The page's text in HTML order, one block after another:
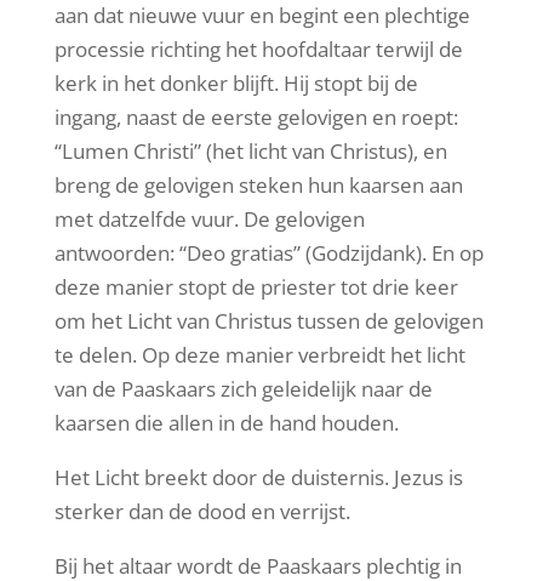
aan dat nieuwe vuur en begint een plechtige
processie richting het hoofdaltaar terwijl de
kerk in het donker blijft. Hij stopt bij de
ingang, naast de eerste gelovigen en roept:
“Lumen Christi” (het licht van Christus), en
breng de gelovigen steken hun kaarsen aan
met datzelfde vuur. De gelovigen
antwoorden: “Deo gratias” (Godzijdank). En op
deze manier stopt de priester tot drie keer
om het Licht van Christus tussen de gelovigen
te delen. Op deze manier verbreidt het licht
van de Paaskaars zich geleidelijk naar de
kaarsen die allen in de hand houden.
Het Licht breekt door de duisternis. Jezus is
sterker dan de dood en verrijst.
Bij het altaar wordt de Paaskaars plechtig in